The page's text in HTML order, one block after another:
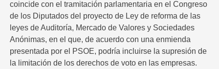
coincide con el tramitación parlamentaria en el Congreso
de los Diputados del proyecto de Ley de reforma de las
leyes de Auditoría, Mercado de Valores y Sociedades
Anónimas, en el que, de acuerdo con una enmienda
presentada por el PSOE, podría incluirse la supresión de
la limitación de los derechos de voto en las empresas.